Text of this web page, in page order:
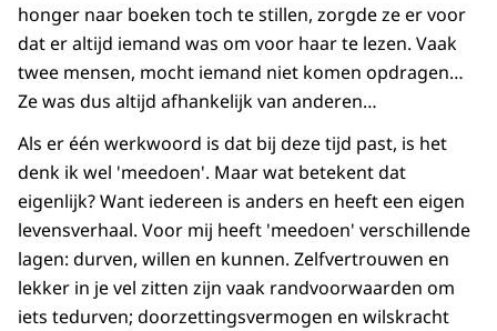
honger naar boeken toch te stillen, zorgde ze er voor
dat er altijd iemand was om voor haar te lezen. Vaak
twee mensen, mocht iemand niet komen opdragen…
Ze was dus altijd afhankelijk van anderen…
Als er één werkwoord is dat bij deze tijd past, is het
denk ik wel 'meedoen'. Maar wat betekent dat
eigenlijk? Want iedereen is anders en heeft een eigen
levensverhaal. Voor mij heeft 'meedoen' verschillende
lagen: durven, willen en kunnen. Zelfvertrouwen en
lekker in je vel zitten zijn vaak randvoorwaarden om
iets tedurven; doorzettingsvermogen en wilskracht